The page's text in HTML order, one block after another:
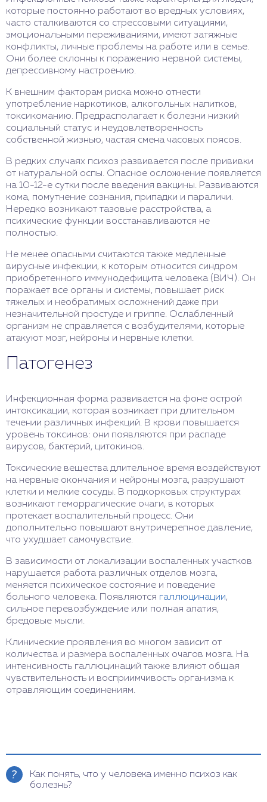
которые постоянно работают во вредных условиях,
часто сталкиваются со стрессовыми ситуациями,
эмоциональными переживаниями, имеют затяжные
конфликты, личные проблемы на работе или в семье.
Они более склонны к поражению нервной системы,
депрессивному настроению.
К внешним факторам риска можно отнести
употребление наркотиков, алкогольных напитков,
токсикоманию. Предрасполагает к болезни низкий
социальный статус и неудовлетворенность
собственной жизнью, частая смена часовых поясов.
В редких случаях психоз развивается после прививки
от натуральной оспы. Опасное осложнение появляется
на 10-12-е сутки после введения вакцины. Развиваются
кома, помутнение сознания, припадки и параличи.
Нередко возникают тазовые расстройства, а
психические функции восстанавливаются не
полностью.
Не менее опасными считаются также медленные
вирусные инфекции, к которым относится синдром
приобретенного иммунодефицита человека (ВИЧ). Он
поражает все органы и системы, повышает риск
тяжелых и необратимых осложнений даже при
незначительной простуде и гриппе. Ослабленный
организм не справляется с возбудителями, которые
атакуют мозг, нейроны и нервные клетки.
Патогенез
Инфекционная форма развивается на фоне острой
интоксикации, которая возникает при длительном
течении различных инфекций. В крови повышается
уровень токсинов: они появляются при распаде
вирусов, бактерий, цитокинов.
Токсические вещества длительное время воздействуют
на нервные окончания и нейроны мозга, разрушают
клетки и мелкие сосуды. В подкорковых структурах
возникают геморрагические очаги, в которых
протекает воспалительный процесс. Они
дополнительно повышают внутричерепное давление,
что ухудшает самочувствие.
В зависимости от локализации воспаленных участков
нарушается работа различных отделов мозга,
меняется психическое состояние и поведение
больного человека. Появляются галлюцинации,
сильное перевозбуждение или полная апатия,
бредовые мысли.
Клинические проявления во многом зависит от
количества и размера воспаленных очагов мозга. На
интенсивность галлюцинаций также влияют общая
чувствительность и восприимчивость организма к
отравляющим соединениям.
Как понять, что у человека именно психоз как
болезнь?